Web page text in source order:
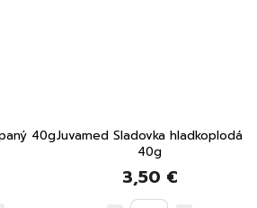
40gJuvamed Sladovka hladkoplodá
40g
3,50 €